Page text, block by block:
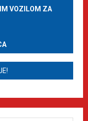
VOZILOM ZA